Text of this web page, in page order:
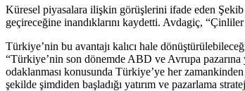
Küresel piyasalara ilişkin görüşlerini ifade eden Şekib
geçireceğine inandıklarını kaydetti. Avdagiç,
Türkiye’nin bu avantajı kalıcı hale
“Türkiye’nin son dönemde ABD ve Avrupa
odaklanması konusunda Türkiye’ye her
şekilde şimdiden başladığı yatırım ve pazarlama